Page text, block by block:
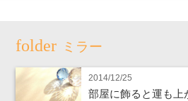
ミラー
2014/12/25
部屋に飾ると運も上